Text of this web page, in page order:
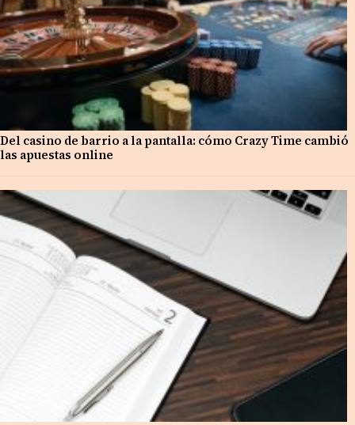
Del casino de barrio a la pantalla: cómo Crazy Time cambió
las apuestas online